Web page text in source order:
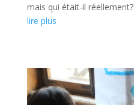
mais qui était-il réellement?
lire plus